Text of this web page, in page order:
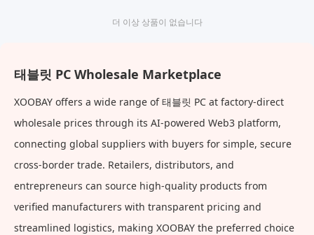
더 이상 상품이 없습니다
태블릿 PC Wholesale Marketplace
XOOBAY offers a wide range of 태블릿 PC at factory-direct
wholesale prices through its AI-powered Web3 platform,
connecting global suppliers with buyers for simple, secure
cross-border trade. Retailers, distributors, and
entrepreneurs can source high-quality products from
verified manufacturers with transparent pricing and
streamlined logistics, making XOOBAY the preferred choice